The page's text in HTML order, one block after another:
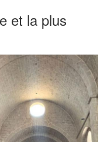
et la plus